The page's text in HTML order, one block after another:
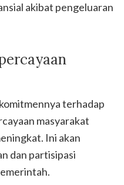
akibat pengeluaran
terhadap
masyarakat
Ini akan
dan partisipasi